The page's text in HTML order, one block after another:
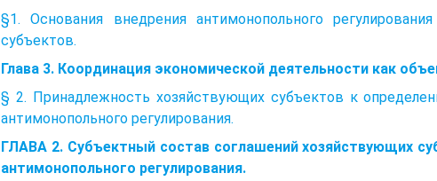
§1. Основания внедрения антимонопольного
субъектов.
Глава 3. Координация экономической деятельности как
§ 2. Принадлежность хозяйствующих субъектов к
антимонопольного регулирования.
ГЛАВА 2. Субъектный состав соглашений хозяйствующих
антимонопольного регулирования.